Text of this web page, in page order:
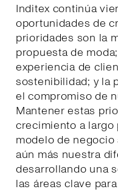
Inditex continúa
oportunidades de
prioridades son la
propuesta de
experiencia de
sostenibilidad; y la
el compromiso de
Mantener estas
crecimiento a largo
modelo de
aún más nuestra
desarrollando una
las áreas clave